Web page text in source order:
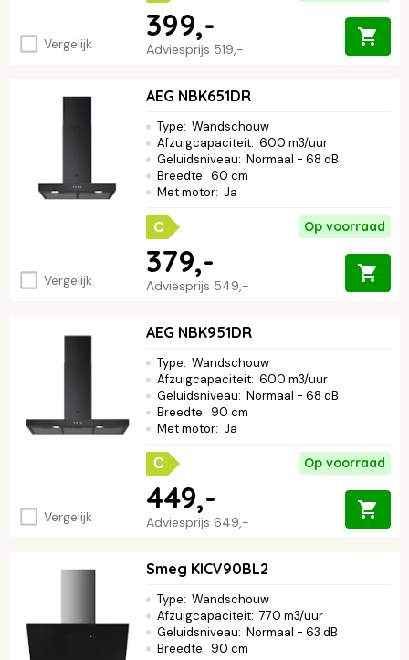
Vergelijk Adviesprijs 519,-
399,-
Vergelijk
AEG NBK651DR
Type: Wandschouw
Afzuigcapaciteit: 600 m3/uur
Geluidsniveau: Normaal - 68 dB
Breedte: 60 cm
Met motor: Ja
C Op voorraad
Adviesprijs 549,-
379,-
Vergelijk
AEG NBK951DR
Type: Wandschouw
Afzuigcapaciteit: 600 m3/uur
Geluidsniveau: Normaal - 68 dB
Breedte: 90 cm
Met motor: Ja
C Op voorraad
Adviesprijs 649,-
449,-
Smeg KICV90BL2
Type: Wandschouw
Afzuigcapaciteit: 770 m3/uur
Geluidsniveau: Normaal - 63 dB
Breedte: 90 cm